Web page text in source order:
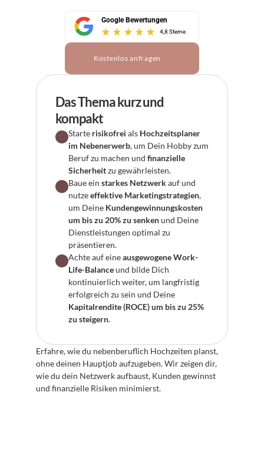
Google Bewertungen
4,8 Sterne
Kostenlos anfragen
Das Thema kurz und
kompakt
Starte risikofrei als Hochzeitsplaner
im Nebenerwerb, um Dein Hobby zum
Beruf zu machen und finanzielle
Sicherheit zu gewährleisten.
Baue ein starkes Netzwerk auf und
nutze effektive Marketingstrategien,
um Deine Kundengewinnungskosten
um bis zu 20% zu senken und Deine
Dienstleistungen optimal zu
präsentieren.
Achte auf eine ausgewogene Work-
Life-Balance und bilde Dich
kontinuierlich weiter, um langfristig
Kapitalrendite (ROCE) um bis zu 25%
zu steigern.
Erfahre, wie du nebenberuflich Hochzeiten planst,
ohne deinen Hauptjob aufzugeben. Wir zeigen dir,
wie du dein Netzwerk aufbaust, Kunden gewinnst
und finanzielle Risiken minimierst.